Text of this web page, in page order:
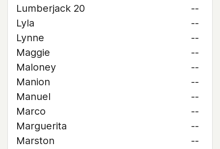
Lumberjack 20
--
Lyla
--
Lynne
--
Maggie
--
Maloney
--
Manion
--
Manuel
--
Marco
--
Marguerita
--
Marston
--